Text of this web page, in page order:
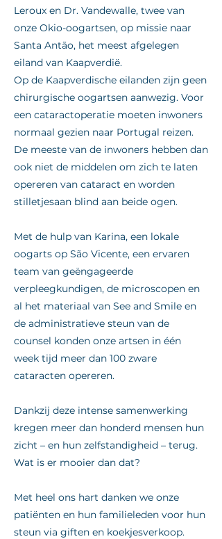
Leroux en Dr. Vandewalle, twee van
onze Okio-oogartsen, op missie naar
Santa Antão, het meest afgelegen
eiland van Kaapverdië.
Op de Kaapverdische eilanden zijn geen
chirurgische oogartsen aanwezig. Voor
een cataractoperatie moeten inwoners
normaal gezien naar Portugal reizen.
De meeste van de inwoners hebben dan
ook niet de middelen om zich te laten
opereren van cataract en worden
stilletjesaan blind aan beide ogen.
Met de hulp van Karina, een lokale
oogarts op São Vicente, een ervaren
team van geëngageerde
verpleegkundigen, de microscopen en
al het materiaal van See and Smile en
de administratieve steun van de
counsel konden onze artsen in één
week tijd meer dan 100 zware
cataracten opereren.
Dankzij deze intense samenwerking
kregen meer dan honderd mensen hun
zicht – en hun zelfstandigheid – terug.
Wat is er mooier dan dat?
Met heel ons hart danken we onze
patiënten en hun familieleden voor hun
steun via giften en koekjesverkoop.